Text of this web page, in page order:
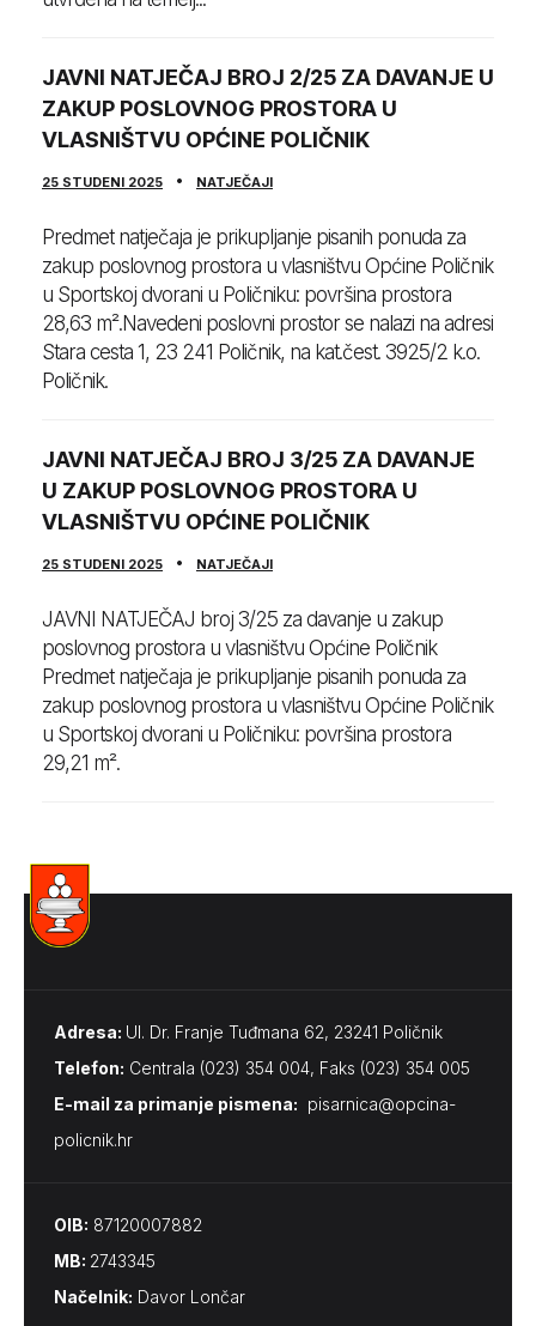
JAVNI NATJEČAJ BROJ 2/25 ZA DAVANJE U
ZAKUP POSLOVNOG PROSTORA U
VLASNIŠTVU OPĆINE POLIČNIK
25 STUDENI 2025 NATJEČAJI
Predmet natječaja je prikupljanje pisanih ponuda za
zakup poslovnog prostora u vlasništvu Općine Poličnik
u Sportskoj dvorani u Poličniku: površina prostora
28,63 m².Navedeni poslovni prostor se nalazi na adresi
Stara cesta 1, 23 241 Poličnik, na kat.čest. 3925/2 k.o.
Poličnik.
JAVNI NATJEČAJ BROJ 3/25 ZA DAVANJE
U ZAKUP POSLOVNOG PROSTORA U
VLASNIŠTVU OPĆINE POLIČNIK
25 STUDENI 2025 NATJEČAJI
JAVNI NATJEČAJ broj 3/25 za davanje u zakup
poslovnog prostora u vlasništvu Općine Poličnik
Predmet natječaja je prikupljanje pisanih ponuda za
zakup poslovnog prostora u vlasništvu Općine Poličnik
u Sportskoj dvorani u Poličniku: površina prostora
29,21 m².
Adresa: Ul. Dr. Franje Tuđmana 62, 23241 Poličnik
Telefon: Centrala (023) 354 004, Faks (023) 354 005
E-mail za primanje pismena​: pisarnica@opcina-
policnik.hr
OIB: 87120007882
MB: 2743345
Načelnik: Davor Lončar